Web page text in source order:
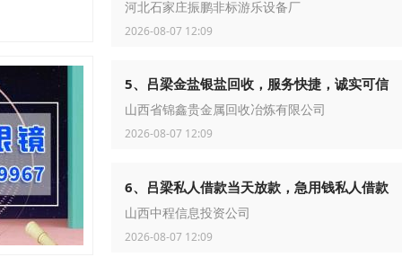
河北石家庄振鹏非标游乐设备厂
2026-08-07 12:09
5、吕梁金盐银盐回收，服务快捷，诚实可信
山西省锦鑫贵金属回收冶炼有限公司
2026-08-07 12:09
6、吕梁私人借款当天放款，急用钱私人借款
山西中程信息投资公司
2026-08-07 12:09